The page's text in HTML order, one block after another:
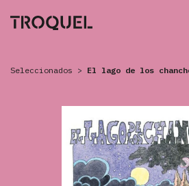
Seleccionados > El lago de los